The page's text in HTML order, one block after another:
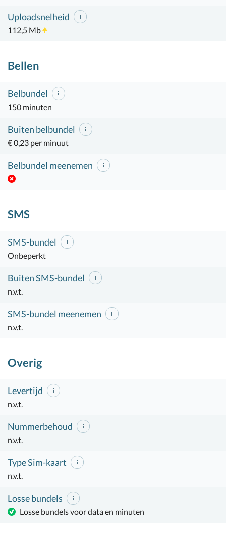
Uploadsnelheid
112,5 Mb
Bellen
Belbundel
150 minuten
Buiten belbundel
€ 0,23 per minuut
Belbundel meenemen
SMS
SMS-bundel
Onbeperkt
Buiten SMS-bundel
n.v.t.
SMS-bundel meenemen
n.v.t.
Overig
Levertijd
n.v.t.
Nummerbehoud
n.v.t.
Type Sim-kaart
n.v.t.
Losse bundels
Losse bundels voor data en minuten